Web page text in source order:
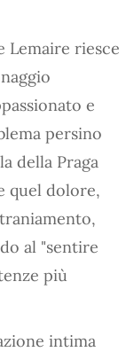
Lemaire riesce
e
persino
della Praga
quel dolore,
al "sentire
più
intima